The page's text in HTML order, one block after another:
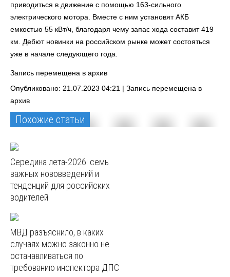
приводиться в движение с помощью 163-сильного
электрического мотора. Вместе с ним установят АКБ
емкостью 55 кВт/ч, благодаря чему запас хода составит 419
км. Дебют новинки на российском рынке может состояться
уже в начале следующего года.
Запись перемещена в архив
Опубликовано: 21.07.2023 04:21 | Запись перемещена в
архив
Похожие статьи
Середина лета-2026: семь
важных нововведений и
тенденций для российских
водителей
МВД разъяснило, в каких
случаях можно законно не
останавливаться по
требованию инспектора ДПС